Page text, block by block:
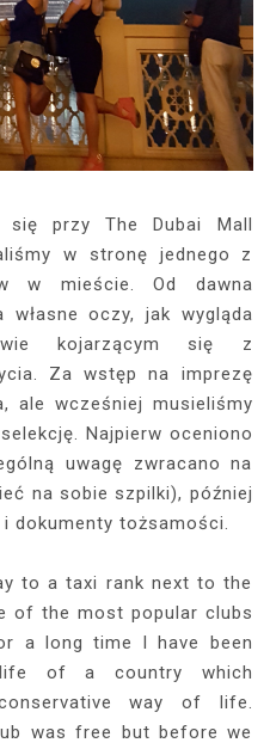
się przy The Dubai Mall
w stronę jednego z
w mieście. Od dawna
własne oczy, jak wygląda
kojarzącym się z
Za wstęp na imprezę
ale wcześniej musieliśmy
Najpierw oceniono
uwagę zwracano na
na sobie szpilki), później
dokumenty tożsamości.
to a taxi rank next to the
of the most popular clubs
a long time I have been
of a country which
way of life.
was free but before we